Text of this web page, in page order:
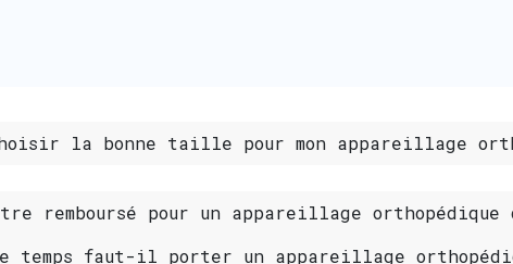
choisir la bonne taille pour mon appareillage
remboursé pour un appareillage
temps faut-il porter un appareillage